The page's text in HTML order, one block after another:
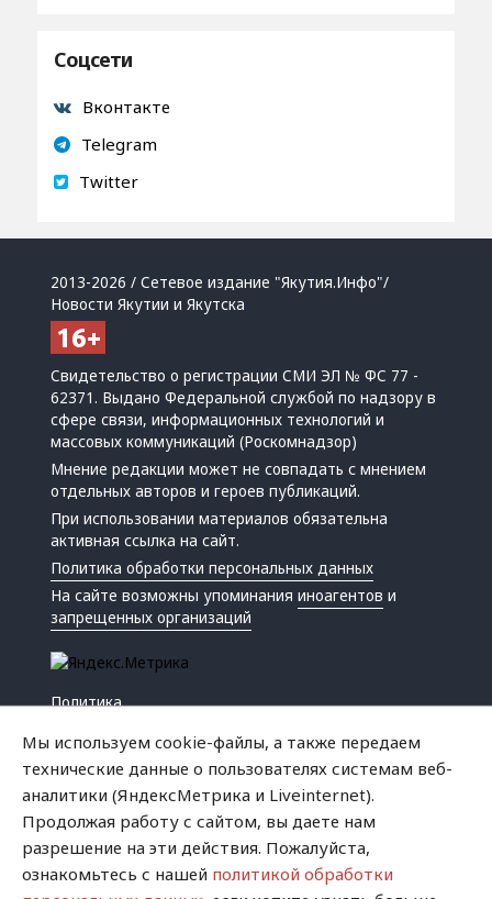
Соцсети
Вконтакте
Telegram
Twitter
2013-2026 / Сетевое издание "Якутия.Инфо"/
Новости Якутии и Якутска
Свидетельство о регистрации СМИ ЭЛ № ФС 77 -
62371. Выдано Федеральной службой по надзору в
сфере связи, информационных технологий и
массовых коммуникаций (Роскомнадзор)
Мнение редакции может не совпадать с мнением
отдельных авторов и героев публикаций.
При использовании материалов обязательна
активная ссылка на сайт.
Политика обработки персональных данных
На сайте возможны упоминанияиноагентов и
запрещенных организаций
Политика
Криминал
Успех
Мы используем cookie-файлы, а также передаем
технические данные о пользователях системам веб-
аналитики (ЯндексМетрика и Liveinternet).
Продолжая работу с сайтом, вы даете нам
разрешение на эти действия. Пожалуйста,
ознакомьтесь с нашей политикой обработки